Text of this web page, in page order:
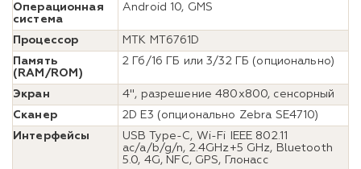
Операционная
система
Android 10, GMS
Процессор
MTK MT6761D
Память
(RAM/ROM)
2 Гб/16 ГБ или 3/32 ГБ (опционально)
Экран
4", разрешение 480х800, сенсорный
Сканер
2D E3 (опционально Zebra SE4710)
Интерфейсы
USB Type-C, Wi-Fi IEEE 802.11
ac/a/b/g/n, 2.4GHz+5 GНz, Bluetooth
5.0, 4G, NFC, GPS, Глонасс